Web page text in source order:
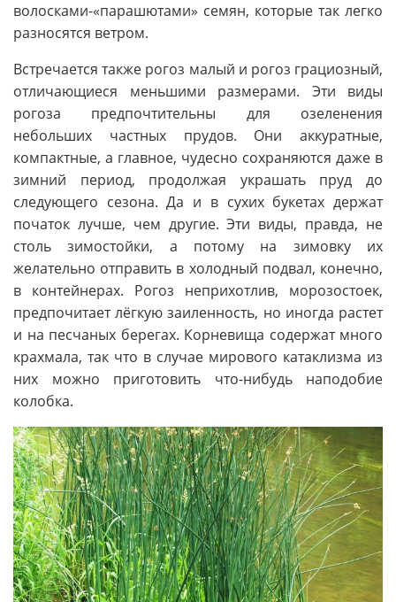
волосками-«парашютами» семян, которые так легко
разносятся ветром.
Встречается также рогоз малый и рогоз грациозный,
отличающиеся меньшими размерами. Эти виды
рогоза предпочтительны для озеленения
небольших частных прудов. Они аккуратные,
компактные, а главное, чудесно сохраняются даже в
зимний период, продолжая украшать пруд до
следующего сезона. Да и в сухих букетах держат
початок лучше, чем другие. Эти виды, правда, не
столь зимостойки, а потому на зимовку их
желательно отправить в холодный подвал, конечно,
в контейнерах. Рогоз неприхотлив, морозостоек,
предпочитает лёгкую заиленность, но иногда растет
и на песчаных берегах. Корневища содержат много
крахмала, так что в случае мирового катаклизма из
них можно приготовить что-нибудь наподобие
колобка.